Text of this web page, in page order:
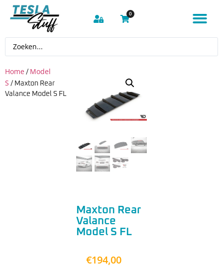
0
Home / Model
S / Maxton Rear
Valance Model S FL
Maxton Rear
Valance
Model S FL
€194,00